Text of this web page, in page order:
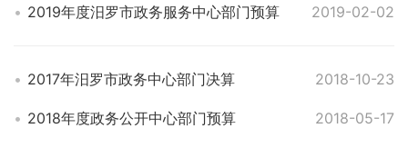
2019年度汨罗市政务服务中心部门预算 2019-02-02
2017年汨罗市政务中心部门决算 2018-10-23
2018年度政务公开中心部门预算 2018-05-17